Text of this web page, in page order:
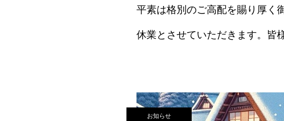
平素は格別のご高配を賜り厚く
休業とさせていただきます。皆
お知らせ